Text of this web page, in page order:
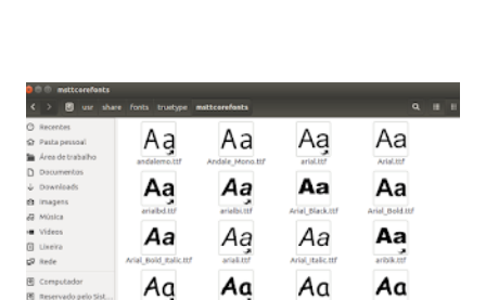
para usuários iniciantes... 1- Atualizar a lista de pacotes: $
sudo apt-get update 2- Atualizar toda a distro: $ sudo apt-
get -f dist-upgrade ou update-manager -d -c 3- Instalar
pacotes: $ sudo apt-get install [nome do pacote] 4-
Procurar arquivos corrompidos: $ sudo apt-get check 5-
Corrigir problemas de dependências, concluir instalação de
pacotes pendentes e outros erros: $ sudo apt-get -f install